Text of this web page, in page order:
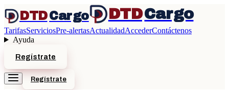
DTDCargo DTDCargo
TarifasServiciosPre-alertasActualidadAccederContáctenos
Ayuda
Regístrate
Regístrate